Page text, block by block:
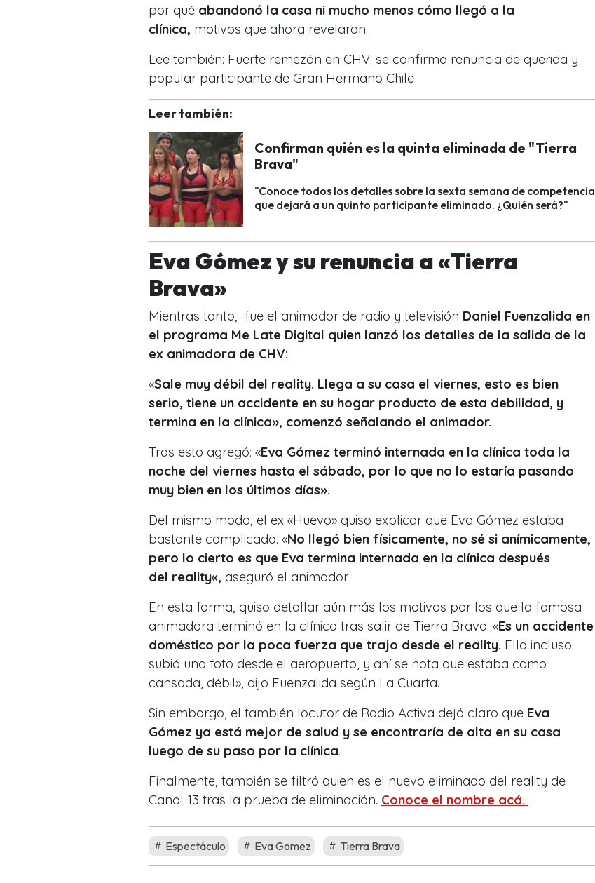
por qué abandonó la casa ni mucho menos cómo llegó a la
clínica, motivos que ahora revelaron.
Lee también: Fuerte remezón en CHV: se confirma renuncia de querida y
popular participante de Gran Hermano Chile
Leer también:
Confirman quién es la quinta eliminada de "Tierra
Brava"
"Conoce todos los detalles sobre la sexta semana de competencia
que dejará a un quinto participante eliminado. ¿Quién será?"
Eva Gómez y su renuncia a «Tierra
Brava»
Mientras tanto, fue el animador de radio y televisión Daniel Fuenzalida en
el programa Me Late Digital quien lanzó los detalles de la salida de la
ex animadora de CHV:
«Sale muy débil del reality. Llega a su casa el viernes, esto es bien
serio, tiene un accidente en su hogar producto de esta debilidad, y
termina en la clínica», comenzó señalando el animador.
Tras esto agregó: «Eva Gómez terminó internada en la clínica toda la
noche del viernes hasta el sábado, por lo que no lo estaría pasando
muy bien en los últimos días».
Del mismo modo, el ex «Huevo» quiso explicar que Eva Gómez estaba
bastante complicada. «No llegó bien físicamente, no sé si anímicamente,
pero lo cierto es que Eva termina internada en la clínica después
del reality«, aseguró el animador.
En esta forma, quiso detallar aún más los motivos por los que la famosa
animadora terminó en la clínica tras salir de Tierra Brava. «Es un accidente
doméstico por la poca fuerza que trajo desde el reality. Ella incluso
subió una foto desde el aeropuerto, y ahí se nota que estaba como
cansada, débil», dijo Fuenzalida según La Cuarta.
Sin embargo, el también locutor de Radio Activa dejó claro que Eva
Gómez ya está mejor de salud y se encontraría de alta en su casa
luego de su paso por la clínica.
Finalmente, también se filtró quien es el nuevo eliminado del reality de
Canal 13 tras la prueba de eliminación. Conoce el nombre acá.
Espectáculo Eva Gomez Tierra Brava